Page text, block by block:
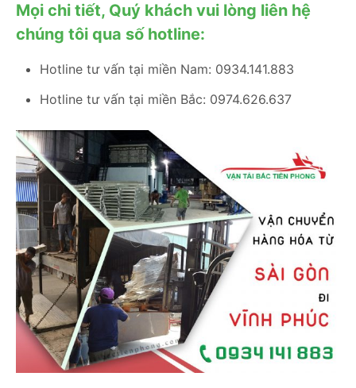
Mọi chi tiết, Quý khách vui lòng liên hệ
chúng tôi qua số hotline:
Hotline tư vấn tại miền Nam: 0934.141.883
Hotline tư vấn tại miền Bắc: 0974.626.637